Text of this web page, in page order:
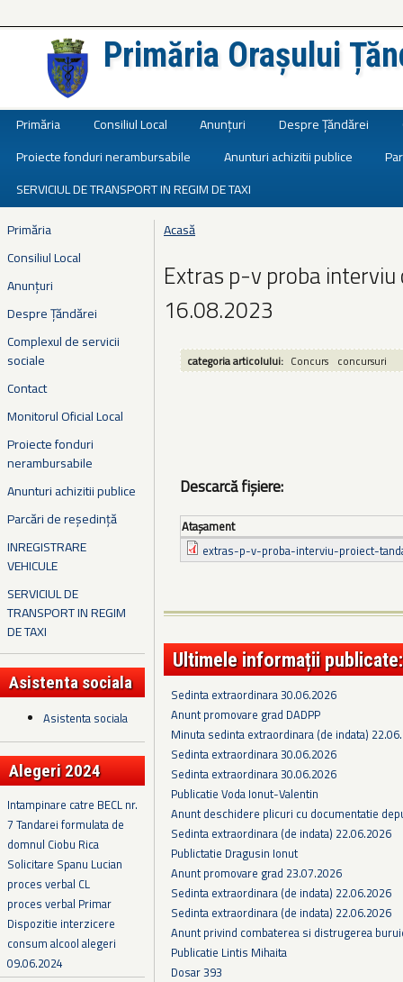
Primăria Orașului
Primăria Consiliul Local Anunțuri Despre Țăndărei
Proiecte fonduri nerambursabile
Anunturi achizitii publice
SERVICIUL DE TRANSPORT IN REGIM DE TAXI
Primăria
Consiliul Local
Anunțuri
Despre Țăndărei
Complexul de servicii
sociale
Contact
Monitorul Oficial Local
Proiecte fonduri
nerambursabile
Anunturi achizitii publice
Parcări de reședință
INREGISTRARE
VEHICULE
SERVICIUL DE
TRANSPORT IN REGIM
DE TAXI
Asistenta sociala
Asistenta sociala
Alegeri 2024
Intampinare catre BECL nr.
7 Tandarei formulata de
domnul Ciobu Rica
Solicitare Spanu Lucian
proces verbal CL
proces verbal Primar
Dispozitie interzicere
consum alcool alegeri
09.06.2024
Eşti aici
Acasă
Extras p-v proba
16.08.2023
categoria articolului: Concurs concursuri
Descarcă fișiere:
Ataşament
extras-p-v-proba-interviu-proiect-
Ultimele informații publicate:
Sedinta extraordinara 30.06.2026
Anunt promovare grad DADPP
Minuta sedinta extraordinara (de indata)
Sedinta extraordinara 30.06.2026
Sedinta extraordinara 30.06.2026
Publicatie Voda Ionut-Valentin
Anunt deschidere plicuri cu documentatie
Sedinta extraordinara (de indata) 22.06.2026
Publictatie Dragusin Ionut
Anunt promovare grad 23.07.2026
Sedinta extraordinara (de indata) 22.06.2026
Sedinta extraordinara (de indata) 22.06.2026
Anunt privind combaterea si distrugerea
Publicatie Lintis Mihaita
Dosar 393